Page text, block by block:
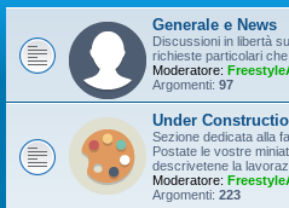
Generale e News
Discussioni in libertà
richieste particolari
Moderatore:
Argomenti: 97
Under
Sezione dedicata alla
Postate le vostre
descrivetene la
Moderatore:
Argomenti: 223